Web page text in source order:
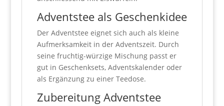
Adventstee als Geschenkidee
Der Adventstee eignet sich auch als kleine
Aufmerksamkeit in der Adventszeit. Durch
seine fruchtig-würzige Mischung passt er
gut in Geschenksets, Adventskalender oder
als Ergänzung zu einer Teedose.
Zubereitung Adventstee